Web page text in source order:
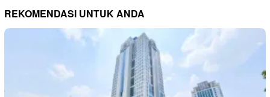
REKOMENDASI UNTUK ANDA